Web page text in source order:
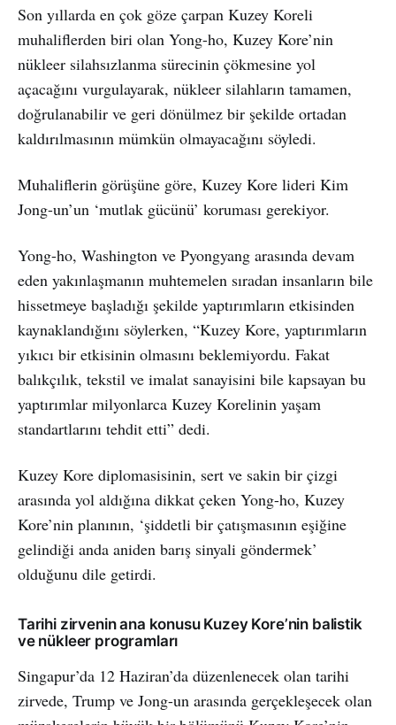
Son yıllarda en çok göze çarpan Kuzey Koreli
muhaliflerden biri olan Yong-ho, Kuzey Kore’nin
nükleer silahsızlanma sürecinin çökmesine yol
açacağını vurgulayarak, nükleer silahların tamamen,
doğrulanabilir ve geri dönülmez bir şekilde ortadan
kaldırılmasının mümkün olmayacağını söyledi.
Muhaliflerin görüşüne göre, Kuzey Kore lideri Kim
Jong-un’un ‘mutlak gücünü’ koruması gerekiyor.
Yong-ho, Washington ve Pyongyang arasında devam
eden yakınlaşmanın muhtemelen sıradan insanların bile
hissetmeye başladığı şekilde yaptırımların etkisinden
kaynaklandığını söylerken, “Kuzey Kore, yaptırımların
yıkıcı bir etkisinin olmasını beklemiyordu. Fakat
balıkçılık, tekstil ve imalat sanayisini bile kapsayan bu
yaptırımlar milyonlarca Kuzey Korelinin yaşam
standartlarını tehdit etti” dedi.
Kuzey Kore diplomasisinin, sert ve sakin bir çizgi
arasında yol aldığına dikkat çeken Yong-ho, Kuzey
Kore’nin planının, ‘şiddetli bir çatışmasının eşiğine
gelindiği anda aniden barış sinyali göndermek’
olduğunu dile getirdi.
Tarihi zirvenin ana konusu Kuzey Kore’nin balistik
ve nükleer programları
Singapur’da 12 Haziran’da düzenlenecek olan tarihi
zirvede, Trump ve Jong-un arasında gerçekleşecek olan